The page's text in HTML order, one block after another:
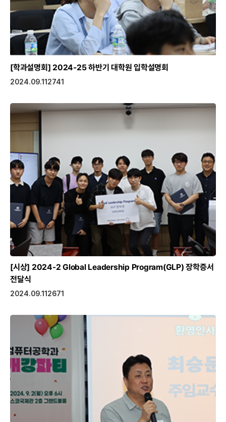
[학과설명회] 2024-25 하반기 대학원 입학설명회
2024.09.11 2741
[시상]
전달식
2024.09.11 2671